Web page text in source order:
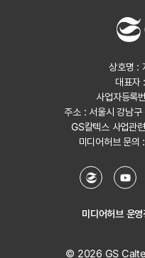
상호명 :
대표자
사업자등록
주소 : 서울시 강남
GS칼텍스 사업관
미디어허브 문의 :
미디어허브 운영
© 2026 GS